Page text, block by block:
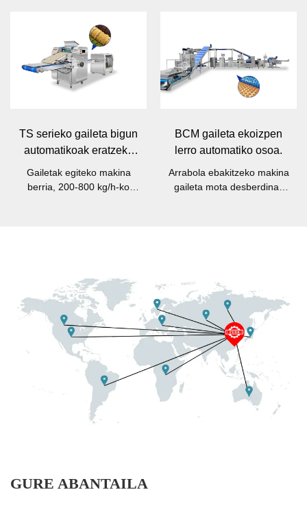
TS serieko gaileta bigun
automatikoak eratzeko
makina
Gailetak egiteko makina
berria, 200-800 kg/h-ko
BCM gaileta ekoizpen
lerro automatiko osoa.
Arrabola ebakitzeko makina
gaileta mota desberdinak
GURE ABANTAILA